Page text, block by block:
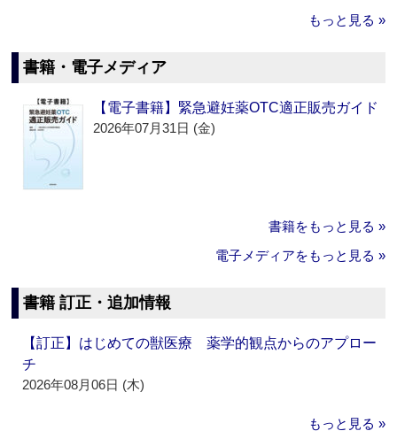
もっと見る »
書籍・電子メディア
【電子書籍】緊急避妊薬OTC適正販売ガイド
2026年07月31日 (金)
書籍をもっと見る »
電子メディアをもっと見る »
書籍 訂正・追加情報
【訂正】はじめての獣医療 薬学的観点からのアプロー
チ
2026年08月06日 (木)
もっと見る »